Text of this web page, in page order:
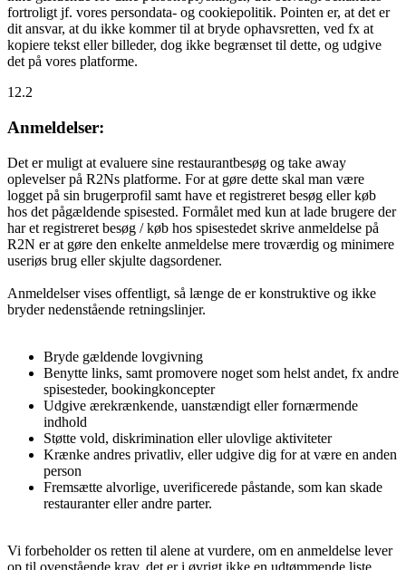
fortroligt jf. vores persondata- og cookiepolitik. Pointen er, at det er
dit ansvar, at du ikke kommer til at bryde ophavsretten, ved fx at
kopiere tekst eller billeder, dog ikke begrænset til dette, og udgive
det på vores platforme.
12.2
Anmeldelser:
Det er muligt at evaluere sine restaurantbesøg og take away
oplevelser på R2Ns platforme. For at gøre dette skal man være
logget på sin brugerprofil samt have et registreret besøg eller køb
hos det pågældende spisested. Formålet med kun at lade brugere der
har et registreret besøg / køb hos spisestedet skrive anmeldelse på
R2N er at gøre den enkelte anmeldelse mere troværdig og minimere
useriøs brug eller skjulte dagsordener.
Anmeldelser vises offentligt, så længe de er konstruktive og ikke
bryder nedenstående retningslinjer.
Bryde gældende lovgivning
Benytte links, samt promovere noget som helst andet, fx andre
spisesteder, bookingkoncepter
Udgive ærekrænkende, uanstændigt eller fornærmende
indhold
Støtte vold, diskrimination eller ulovlige aktiviteter
Krænke andres privatliv, eller udgive dig for at være en anden
person
Fremsætte alvorlige, uverificerede påstande, som kan skade
restauranter eller andre parter.
Vi forbeholder os retten til alene at vurdere, om en anmeldelse lever
op til ovenstående krav, det er i øvrigt ikke en udtømmende liste.